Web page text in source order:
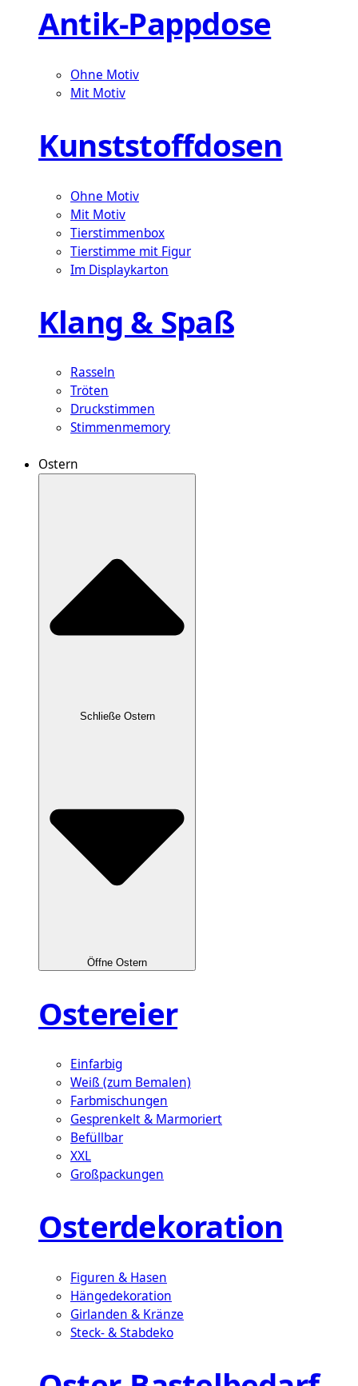
Antik-Pappdose
Ohne Motiv
Mit Motiv
Kunststoffdosen
Ohne Motiv
Mit Motiv
Tierstimmenbox
Tierstimme mit Figur
Im Displaykarton
Klang & Spaß
Rasseln
Tröten
Druckstimmen
Stimmenmemory
Ostern
Schließe Ostern
Öffne Ostern
Ostereier
Einfarbig
Weiß (zum Bemalen)
Farbmischungen
Gesprenkelt & Marmoriert
Befüllbar
XXL
Großpackungen
Osterdekoration
Figuren & Hasen
Hängedekoration
Girlanden & Kränze
Steck- & Stabdeko